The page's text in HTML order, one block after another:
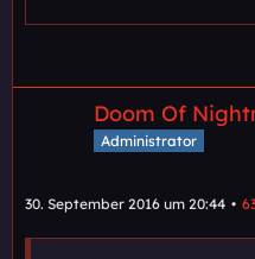
Doom Of
Administrator
30. September 2016 um 20:44